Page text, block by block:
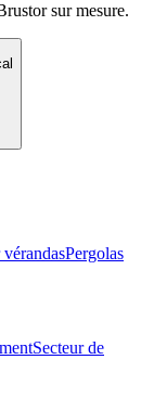
sur mesure.
Pergolas
Secteur de